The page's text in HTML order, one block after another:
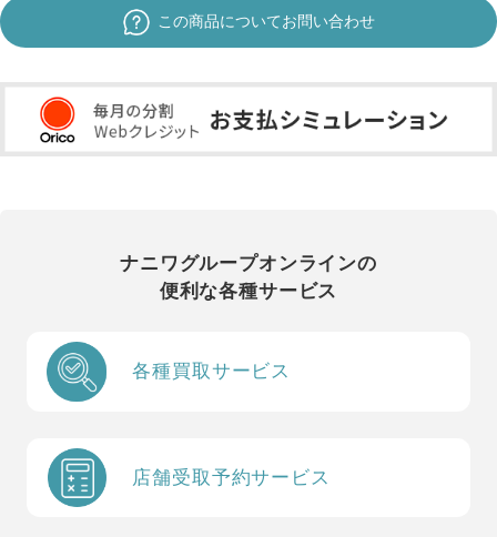
この商品についてお問い合わせ
ナニワグループオンラインの
便利な各種サービス
各種買取サービス
店舗受取予約サービス